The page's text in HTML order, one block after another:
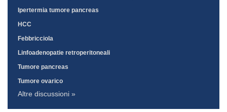
Ipertermia tumore pancreas
HCC
Febbricciola
Linfoadenopatie retroperitoneali
Tumore pancreas
Tumore ovarico
Altre discussioni »